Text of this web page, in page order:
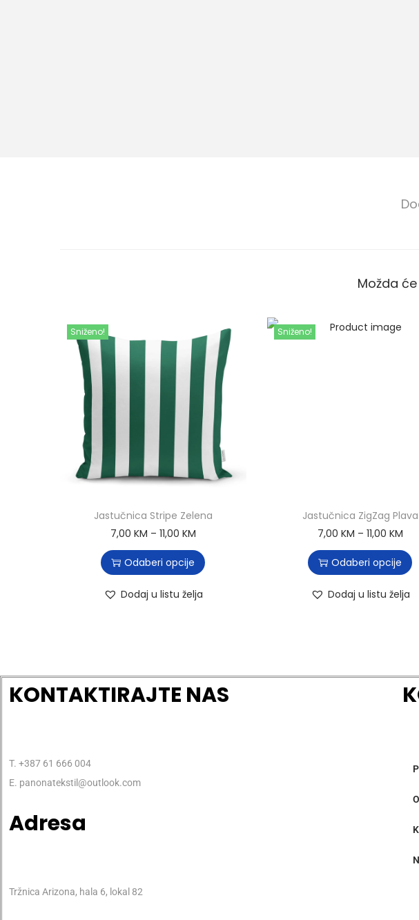
Možda
Sniženo!
Jastučnica Stripe Zelena
7,00 KM – 11,00 KM
Odaberi opcije
Dodaj u listu želja
Sniženo!
Jastučnica ZigZag Plava
7,00 KM – 11,00 KM
Odaberi opcije
Dodaj u listu želja
KONTAKTIRAJTE NAS
T. +387 61 666 004
E. panonatekstil@outlook.com
Adresa
Tržnica Arizona, hala 6, lokal 82